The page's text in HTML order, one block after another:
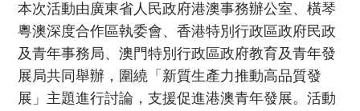
本次活動由廣東省人民政府港澳事務辦公室、橫琴
粵澳深度合作區執委會、香港特別行政區政府民政
及青年事務局、澳門特別行政區政府教育及青年發
展局共同舉辦，圍繞「新質生產力推動高品質發
展」主題進行討論，支援促進港澳青年發展。活動